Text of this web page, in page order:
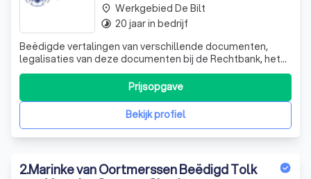
Beëdigde vertalingen van verschillende documenten,
legalisaties van deze documenten bij de Rechtbank, het
Ministerie van Buitenlandse Zaken en verschillende
ambassades, legalisatie bij DUO
Bekijk profiel
Prijsopgave
place Werkgebied De Bilt
timelapse 20 jaar in bedrijf
2.Marinke van Oortmerssen Beëdigd Tolk